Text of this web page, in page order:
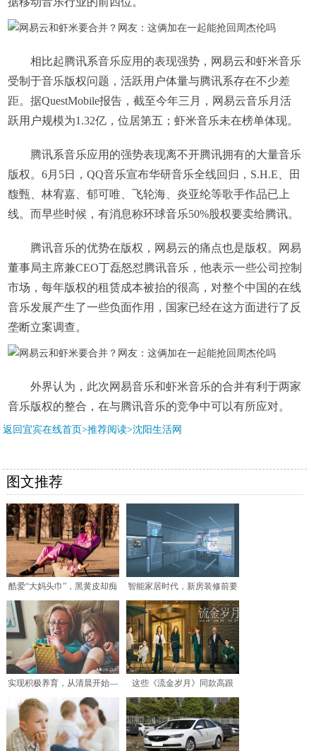
相比起腾讯系音乐应用的表现强势，网易云和虾米音乐
受制于音乐版权问题，活跃用户体量与腾讯系存在不少差
距。据QuestMobile报告，截至今年三月，网易云音乐月活
跃用户规模为1.32亿，位居第五；虾米音乐未在榜单体现。
腾讯系音乐应用的强势表现离不开腾讯拥有的大量音乐
版权。6月5日，QQ音乐宣布华研音乐全线回归，S.H.E、田
馥甄、林宥嘉、郁可唯、飞轮海、炎亚纶等歌手作品已上
线。而早些时候，有消息称环球音乐50%股权要卖给腾讯。
腾讯音乐的优势在版权，网易云的痛点也是版权。网易
董事局主席兼CEO丁磊怒怼腾讯音乐，他表示一些公司控制
市场，每年版权的租赁成本被抬的很高，对整个中国的在线
音乐发展产生了一些负面作用，国家已经在这方面进行了反
垄断立案调查。
外界认为，此次网易音乐和虾米音乐的合并有利于两家
音乐版权的整合，在与腾讯音乐的竞争中可以有所应对。
返回宜宾在线首页>推荐阅读>沈阳生活网
图文推荐
酷爱“大妈头巾”，黑黄皮却痴
心于碎花裙，博主Le
智能家居时代，新房装修前要
考虑哪些因素？
实现积极养育，从清晨开始—
读《孩子，把你的手给我
这些《流金岁月》同款高跟
鞋，都太高级精致了